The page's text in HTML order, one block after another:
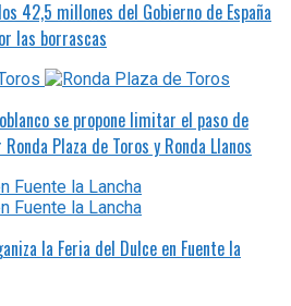
42,5 millones del Gobierno de España
las borrascas
se propone limitar el paso de
Plaza de Toros y Ronda Llanos
la Feria del Dulce en Fuente la